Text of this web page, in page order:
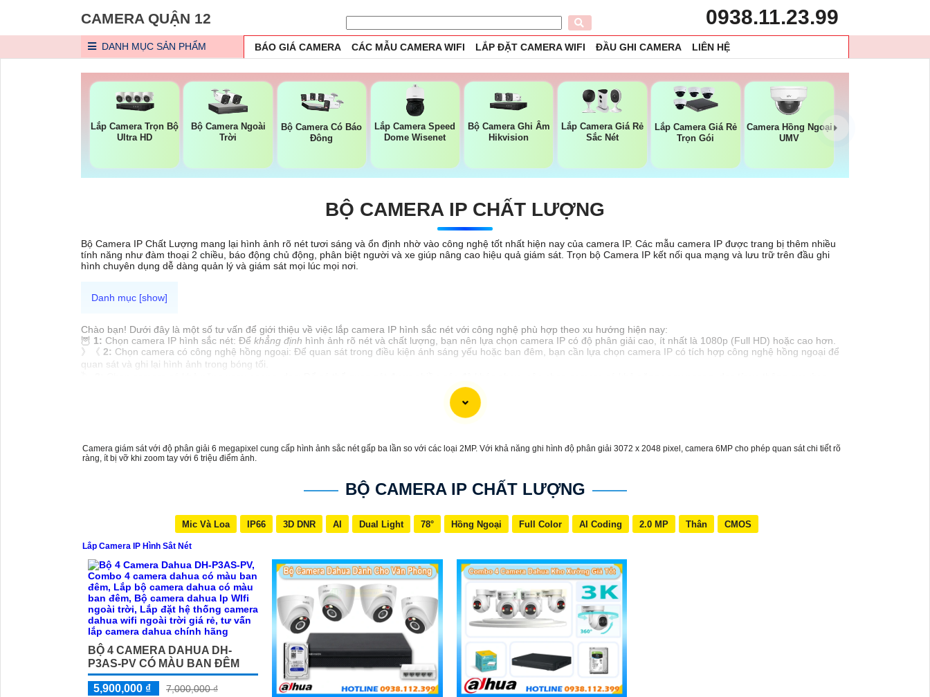
CAMERA QUẬN 12 0938.11.23.99
DANH MỤC SẢN PHẨM BÁO GIÁ CAMERA CÁC MẪU CAMERA WIFI LẮP ĐẶT CAMERA WIFI ĐẦU GHI CAMERA LIÊN HỆ
Lắp Camera Trọn Bộ
Ultra HD
Bộ Camera Ngoài
Trời
Bộ Camera Có Báo
Đông
Lắp Camera Speed
Dome Wisenet
Bộ Camera Ghi Âm
Hikvision
Lắp Camera Giá Rẻ
Sắc Nét
Lắp Camera Giá Rẻ
Trọn Gói
Camera Hồng Ngoại
UMV
BỘ CAMERA IP CHẤT LƯỢNG
Bộ Camera IP Chất Lượng mang lại hình ảnh rõ nét tươi sáng và ổn định nhờ vào công nghệ tốt nhất hiện nay của camera IP. Các mẫu camera IP được trang bị thêm nhiều
tính năng như đàm thoại 2 chiều, báo động chủ động, phân biệt người và xe giúp nâng cao hiệu quả giám sát. Trọn bộ Camera IP kết nối qua mạng và lưu trữ trên đầu ghi
hình chuyên dụng dễ dàng quản lý và giám sát mọi lúc mọi nơi.
Chào bạn! Dưới đây là một số tư vấn để giới thiệu về việc lắp camera IP hình sắc nét với công nghệ phù hợp theo xu hướng hiện nay:
🦉 1: Chọn camera IP hình sắc nét: Để khẳng định hình ảnh rõ nét và chất lượng, bạn nên lựa chọn camera IP có độ phân giải cao, ít nhất là 1080p (Full HD) hoặc cao hơn.
》《 2: Chọn camera có công nghệ hồng ngoại: Để quan sát trong điều kiện ánh sáng yếu hoặc ban đêm, bạn cần lựa chọn camera IP có tích hợp công nghệ hồng ngoại để
quan sát và ghi lại hình ảnh trong bóng tối.
Cài đặt và cấu hình dễ dàng: Chọn camera IP có giao diện dễ sử dụng, dễ cấu hình và kết nối với hệ thống mạng để việc lắp đặt và sử dụng thuận tiện.
Tính năng chống phá hoại: Chọn camera có tính năng chống phá hoại, chống thấm nước để bảo vệ thiết bị trong môi trường khắc nghiệt.
câu hỏi nào khác, vui lòng cho biết để được tư vấn chi tiết hơn. Chúc bạn thành công!
Camera giám sát với độ phân giải 6 megapixel cung cấp hình ảnh sắc nét gấp ba lần so với các loại 2MP. Với khả năng ghi hình độ phân giải 3072 x 2048 pixel, camera 6MP cho phép quan sát chi tiết rõ
ràng, ít bị vỡ khi zoom tay với 6 triệu điểm ảnh.
BỘ CAMERA IP CHẤT LƯỢNG
Mic Và Loa IP66 3D DNR AI Dual Light 78° Hồng Ngoại Full Color AI Coding 2.0 MP Thân CMOS
Lắp Camera IP Hình Sắt Nét
BỘ 4 CAMERA DAHUA DH-
P3AS-PV CÓ MÀU BAN ĐÊM
5,900,000 ₫
7,000,000 ₫